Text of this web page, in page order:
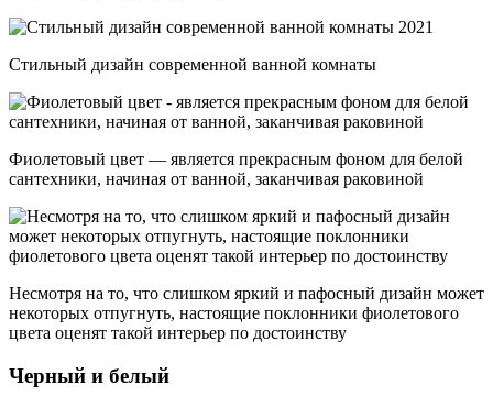
Стильный дизайн современной ванной комнаты
Фиолетовый цвет — является прекрасным фоном для белой
сантехники, начиная от ванной, заканчивая раковиной
Несмотря на то, что слишком яркий и пафосный дизайн может
некоторых отпугнуть, настоящие поклонники фиолетового
цвета оценят такой интерьер по достоинству
Черный и белый